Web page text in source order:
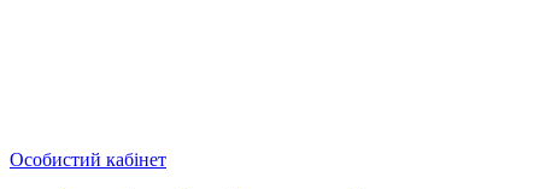
Особистий кабінет